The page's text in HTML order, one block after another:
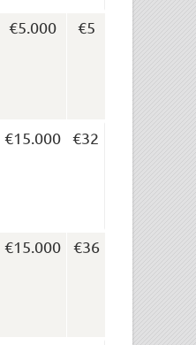
€5.000 €5
€15.000 €32
€15.000 €36